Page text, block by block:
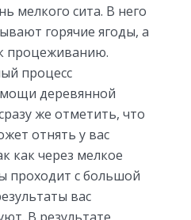
мелкого сита. В него
горячие ягоды, а
процеживанию.
процесс
деревянной
же отметить, что
отнять у вас
как через мелкое
проходит с большой
вас
В результате